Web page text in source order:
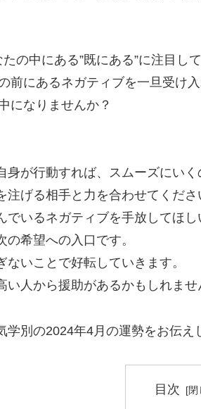
の中にある”既にある”に注目して
にあるネガティブを一旦受け入
なりませんか？
が行動すれば、スムーズにいく
げる相手と力を合わせてくださ
いるネガティブを手放してほし
希望への入口です。
いことで好転していきます。
人から援助があるかもしれませ
学別の2024年4月の運勢をお伝え
目次